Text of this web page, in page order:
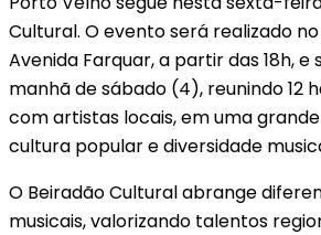
Cultural. O evento será realizado
Avenida Farquar, a partir das 18h, e
manhã de sábado (4), reunindo 12
com artistas locais, em uma
cultura popular e diversidade
O Beiradão Cultural abrange
musicais, valorizando talentos